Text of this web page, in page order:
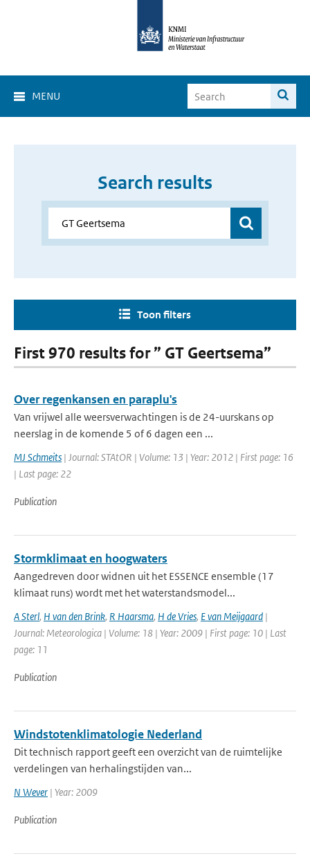
MENU
Search results
Toon filters
First 970 results for ” GT Geertsema”
Over regenkansen en paraplu's
Van vrijwel alle weersverwachtingen is de 24-uurskans op
neerslag in de komende 5 of 6 dagen een ...
MJ Schmeits | Journal: STAtOR | Volume: 13 | Year: 2012 | First page: 16
| Last page: 22
Publication
Stormklimaat en hoogwaters
Aangedreven door widnen uit het ESSENCE ensemble (17
klimaat runs) wordt met het waterstandsmodel...
A Sterl, H van den Brink, R Haarsma, H de Vries, E van Meijgaard |
Journal: Meteorologica | Volume: 18 | Year: 2009 | First page: 10 | Last
page: 11
Publication
Windstotenklimatologie Nederland
Dit technisch rapport geeft een overzicht van de ruimtelijke
verdelingen van herhalingstijden van...
N Wever | Year: 2009
Publication